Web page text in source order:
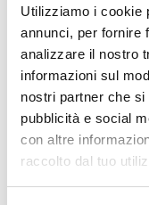
Utilizziamo i cookie
annunci, per fornire
analizzare il nostro
informazioni sul
nostri partner che
pubblicità e social
con altre
raccolto dal tuo
ALLENATI CON ME!